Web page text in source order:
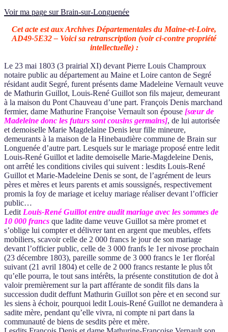
Voir ma page sur Brain-sur-Longuenée
Cet acte est aux Archives Départementales du Maine-et-Loire,
AD49-5E32 – Voici sa retranscription (voir ci-contre propriété
intellectuelle) :
Le 23 mai 1803 (3 prairial XI) devant Pierre Louis Champroux
notaire public au département au Maine et Loire canton de Segré
résidant audit Segré, furent présents dame Madeleine Vernault veuve
de Mathurin Guillot, Louis-René Guillot son fils majeur, demeurant
à la maison du Pont Chauveau d’une part. François Denis marchand
fermier, dame Mathurine Françoise Vernault son épouse [sœur de
Madeleine donc les futurs sont cousins germains], de lui autorisée
et demoiselle Marie Magdelaine Denis leur fille mineure,
demeurants à la maison de la Hinebaudière commune de Brain sur
Longuenée d’autre part. Lesquels sur le mariage proposé entre ledit
Louis-René Guillot et ladite demoiselle Marie-Magdeleine Denis,
ont arrêté les conditions civiles qui suivent : lesdits Louis-René
Guillot et Marie-Madeleine Denis se sont, de l’agrément de leurs
pères et mères et leurs parents et amis soussignés, respectivement
promis la foy de mariage et iceluy mariage réaliser devant l’officier
public…
Ledit Louis-René Guillot entre audit mariage avec les sommes de
10 000 francs que ladite dame veuve Guillot sa mère promet et
s’oblige lui compter et délivrer tant en argent que meubles, effets
mobiliers, scavoir celle de 2 000 francs le jour de son mariage
devant l’officier public, celle de 3 000 franfs le 1er nivose prochain
(23 décembre 1803), pareille somme de 3 000 francs le 1er floréal
suivant (21 avril 1804) et celle de 2 000 francs restante le plus tôt
qu’elle pourra, le tout sans intérêts, la présente constitution de dot à
valoir premièrement sur la part afférante de sondit fils dans la
succession dudit deffunt Mathurin Guillot son père et en second sur
les siens à échoir, pourquoi ledit Louis-René Guillot ne demandera à
sadite mère, pendant qu’elle vivra, ni compte ni part dans la
communauté de biens de sesdits père et mère.